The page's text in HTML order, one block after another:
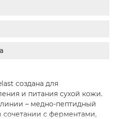
создана для
и питания сухой кожи.
– медно-пептидный
сочетании с ферментами,